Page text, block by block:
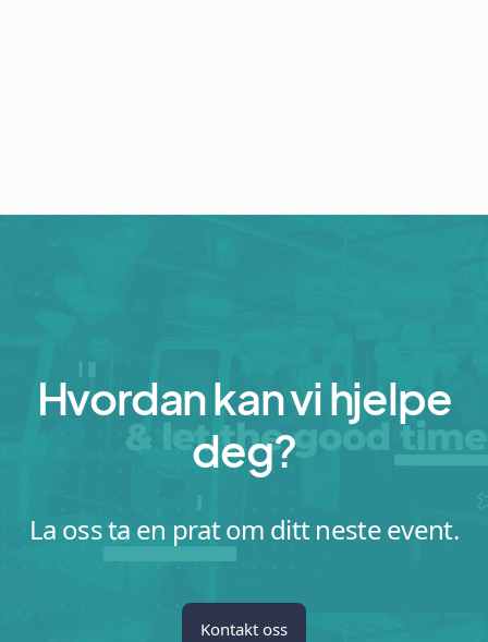
Hvordan kan vi hjelpe
deg?
La oss ta en prat om ditt neste event.
Kontakt oss